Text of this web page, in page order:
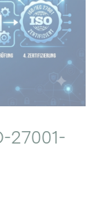
27001-